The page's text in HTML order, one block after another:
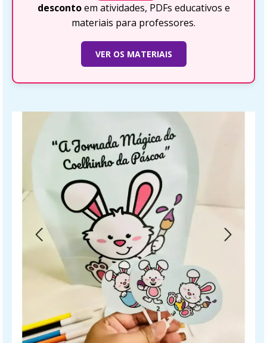
descontoem atividades, PDFs educativos e
materiais para professores.
VER OS MATERIAIS